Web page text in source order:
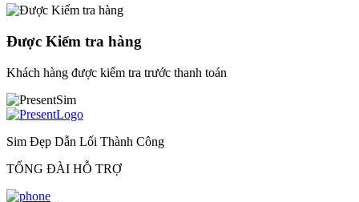
Được Kiểm tra hàng
Khách hàng được kiểm tra trước thanh toán
Sim Đẹp Dẫn Lối Thành Công
TỔNG ĐÀI HỖ TRỢ